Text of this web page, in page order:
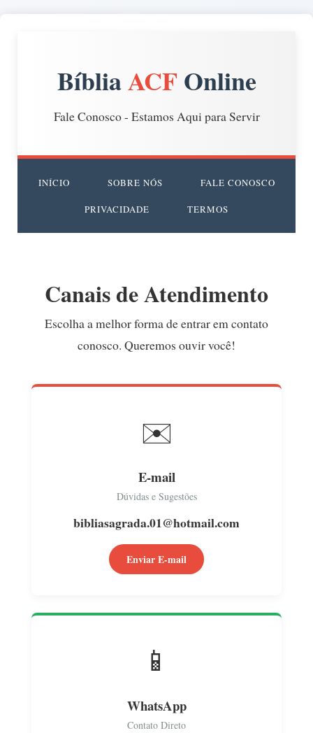
BíbliaACF Online
Fale Conosco - Estamos Aqui para Servir
INÍCIO SOBRE NÓS FALE CONOSCO
PRIVACIDADE TERMOS
Canais de Atendimento
Escolha a melhor forma de entrar em contato
conosco. Queremos ouvir você!
✉️
E-mail
Dúvidas e Sugestões
bibliasagrada.01@hotmail.com
Enviar E-mail
📱
WhatsApp
Contato Direto